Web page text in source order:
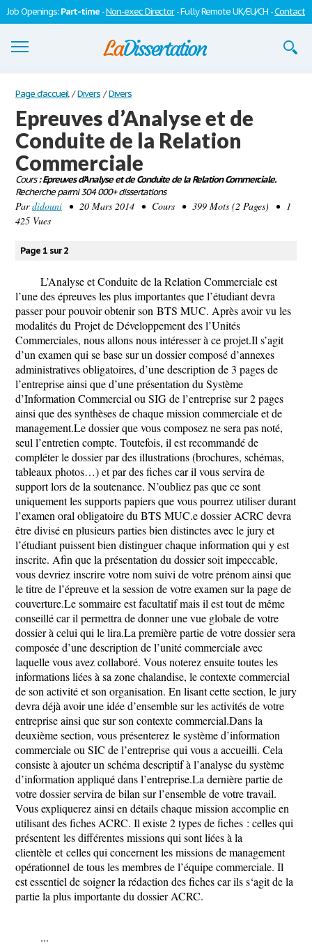
Job Openings:Part-time -Non-exec Director- Fully Remote UK/EU/CH -Contact
Dissertations
S'inscrire
Se connecter
Contactez-nous
Page d'accueil / Divers / Divers
Epreuves d’Analyse et de
Conduite de la Relation
Commerciale
Cours: Epreuves d’Analyse et de Conduite de la Relation Commerciale.
Recherche parmi 304 000+ dissertations
Pardidouni • 20 Mars 2014 • Cours • 399 Mots (2 Pages) • 1
425 Vues
Page 1 sur 2
L’Analyse et Conduite de la Relation Commerciale est
l’une des épreuves les plus importantes que l’étudiant devra
passer pour pouvoir obtenir son BTS MUC. Après avoir vu les
modalités du Projet de Développement des l’Unités
Commerciales, nous allons nous intéresser à ce projet.Il s’agit
d’un examen qui se base sur un dossier composé d’annexes
administratives obligatoires, d’une description de 3 pages de
l’entreprise ainsi que d’une présentation du Système
d’Information Commercial ou SIG de l’entreprise sur 2 pages
ainsi que des synthèses de chaque mission commerciale et de
management.Le dossier que vous composez ne sera pas noté,
seul l’entretien compte. Toutefois, il est recommandé de
compléter le dossier par des illustrations (brochures, schémas,
tableaux photos…) et par des fiches car il vous servira de
support lors de la soutenance. N’oubliez pas que ce sont
uniquement les supports papiers que vous pourrez utiliser durant
l’examen oral obligatoire du BTS MUC.e dossier ACRC devra
être divisé en plusieurs parties bien distinctes avec le jury et
l’étudiant puissent bien distinguer chaque information qui y est
inscrite. Afin que la présentation du dossier soit impeccable,
vous devriez inscrire votre nom suivi de votre prénom ainsi que
le titre de l’épreuve et la session de votre examen sur la page de
couverture.Le sommaire est facultatif mais il est tout de même
conseillé car il permettra de donner une vue globale de votre
dossier à celui qui le lira.La première partie de votre dossier sera
composée d’une description de l’unité commerciale avec
laquelle vous avez collaboré. Vous noterez ensuite toutes les
informations liées à sa zone chalandise, le contexte commercial
de son activité et son organisation. En lisant cette section, le jury
devra déjà avoir une idée d’ensemble sur les activités de votre
entreprise ainsi que sur son contexte commercial.Dans la
deuxième section, vous présenterez le système d’information
commerciale ou SIC de l’entreprise qui vous a accueilli. Cela
consiste à ajouter un schéma descriptif à l’analyse du système
d’information appliqué dans l’entreprise.La dernière partie de
votre dossier servira de bilan sur l’ensemble de votre travail.
Vous expliquerez ainsi en détails chaque mission accomplie en
utilisant des fiches ACRC. Il existe 2 types de fiches : celles qui
présentent les différentes missions qui sont liées à la
clientèle et celles qui concernent les missions de management
opérationnel de tous les membres de l’équipe commerciale. Il
est essentiel de soigner la rédaction des fiches car ils s‘agit de la
partie la plus importante du dossier ACRC.
...